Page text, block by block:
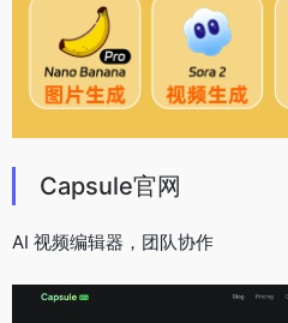
Capsule官网
AI 视频编辑器，团队协作